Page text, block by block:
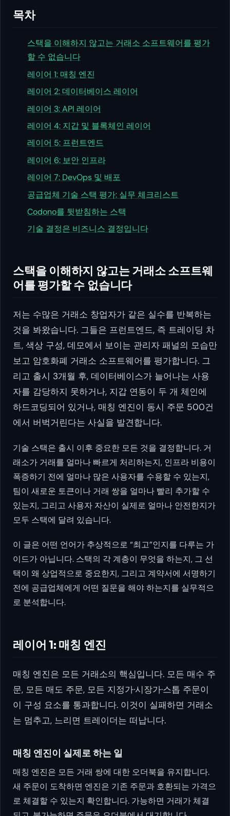
목차
스택을 이해하지 않고는 거래소 소프트웨어를 평가
할 수 없습니다
레이어 1: 매칭 엔진
레이어 2: 데이터베이스 레이어
레이어 3: API 레이어
레이어 4: 지갑 및 블록체인 레이어
레이어 5: 프런트엔드
레이어 6: 보안 인프라
레이어 7: DevOps 및 배포
공급업체 기술 스택 평가: 실무 체크리스트
Codono를 뒷받침하는 스택
기술 결정은 비즈니스 결정입니다
스택을 이해하지 않고는 거래소 소프트웨
어를 평가할 수 없습니다
저는 수많은 거래소 창업자가 같은 실수를 반복하는
것을 봐왔습니다. 그들은 프런트엔드, 즉 트레이딩 차
트, 색상 구성, 데모에서 보이는 관리자 패널의 모습만
보고 암호화폐 거래소 소프트웨어를 평가합니다. 그
리고 출시 3개월 후, 데이터베이스가 늘어나는 사용
자를 감당하지 못하거나, 지갑 연동이 두 개 체인에
하드코딩되어 있거나, 매칭 엔진이 동시 주문 500건
에서 버벅거린다는 사실을 발견합니다.
기술 스택은 출시 이후 중요한 모든 것을 결정합니다. 거
래소가 거래를 얼마나 빠르게 처리하는지, 인프라 비용이
폭증하기 전에 얼마나 많은 사용자를 수용할 수 있는지,
팀이 새로운 토큰이나 거래 쌍을 얼마나 빨리 추가할 수
있는지, 그리고 사용자 자산이 실제로 얼마나 안전한지가
모두 스택에 달려 있습니다.
이 글은 어떤 언어가 추상적으로 “최고”인지를 다루는 가
이드가 아닙니다. 스택의 각 계층이 무엇을 하는지, 그 선
택이 왜 상업적으로 중요한지, 그리고 계약서에 서명하기
전에 공급업체에게 어떤 질문을 해야 하는지를 실무적으
로 분석합니다.
레이어 1: 매칭 엔진
매칭 엔진은 모든 거래소의 핵심입니다. 모든 매수 주
문, 모든 매도 주문, 모든 지정가·시장가·스톱 주문이
이 구성 요소를 통과합니다. 이것이 실패하면 거래소
는 멈추고, 느리면 트레이더는 떠납니다.
매칭 엔진이 실제로 하는 일
매칭 엔진은 모든 거래 쌍에 대한 오더북을 유지합니다.
새 주문이 도착하면 엔진은 기존 주문과 호환되는 가격으
로 체결할 수 있는지 확인합니다. 가능하면 거래가 체결